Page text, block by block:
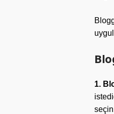
1.